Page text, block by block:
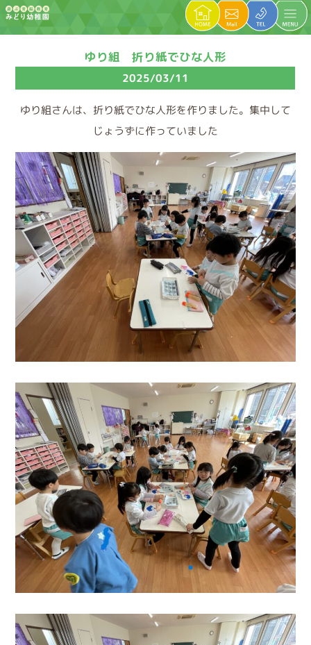
ゆり組 折り紙でひな人形
2025/03/11
ゆり組さんは、折り紙でひな人形を作りました。集中して
じょうずに作っていました